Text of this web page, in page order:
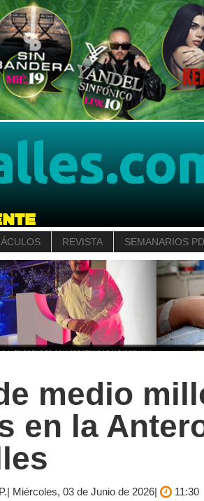
REVISTA SEMANARIOS
medio
en la
Miércoles, 03 de Junio de 2026| 11:30